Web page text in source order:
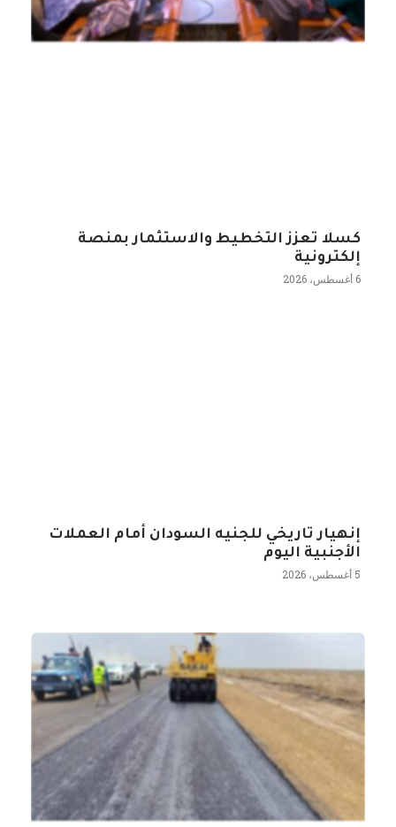
كسلا تعزز التخطيط والاستثمار بمنصة
إلكترونية
6 أغسطس، 2026
إنهيار تاريخي للجنيه السودان أمام العملات
الأجنبية اليوم
5 أغسطس، 2026